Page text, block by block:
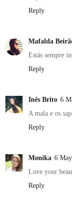
Reply
Mafalda
Estás sempre
Reply
Inês Brito 6
A mala e os
Reply
Monika 6
Love your
Reply